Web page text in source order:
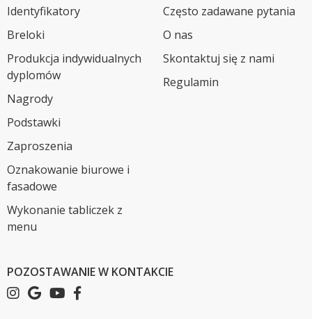
Identyfikatory
Breloki
Produkcja indywidualnych
dyplomów
Nagrody
Podstawki
Zaproszenia
Oznakowanie biurowe i
fasadowe
Wykonanie tabliczek z
menu
Często zadawane pytania
O nas
Skontaktuj się z nami
Regulamin
POZOSTAWANIE W KONTAKCIE